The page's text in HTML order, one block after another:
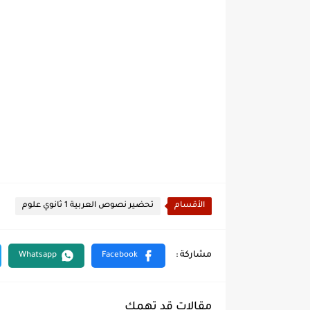
الأقسام تحضير نصوص العربية 1 ثانوي علوم
مقالات قد تهمك